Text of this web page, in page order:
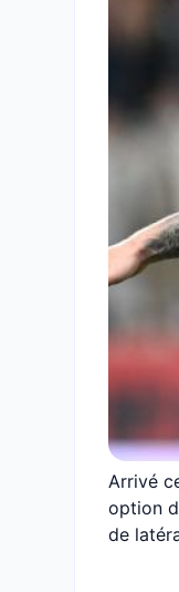
Arrivé
option
de